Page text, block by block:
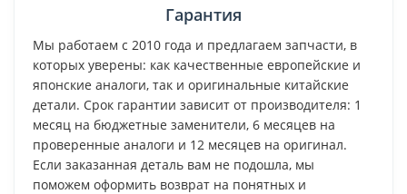
Гарантия
Мы работаем с 2010 года и предлагаем запчасти, в
которых уверены: как качественные европейские и
японские аналоги, так и оригинальные китайские
детали. Срок гарантии зависит от производителя: 1
месяц на бюджетные заменители, 6 месяцев на
проверенные аналоги и 12 месяцев на оригинал.
Если заказанная деталь вам не подошла, мы
поможем оформить возврат на понятных и